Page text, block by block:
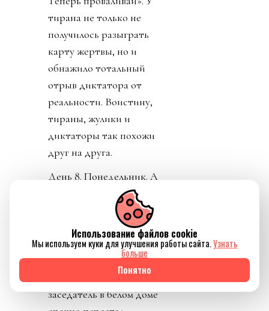
тирана не только не
получилось разыграть
карту жертвы, но и
обнажило тотальный
отрыв диктатора от
реальности. Воистину,
тираны, жулики и
диктаторы так похожи
друг на друга.
День 8. Понедельник. А
«папочка» лысого из
ФИФА? А он не
отвечает на звонки. А на
пресс-конференции
заседатель в белом доме
Использование файлов cookie
Мы используем куки для улучшения работы сайта.Узнать
больше
Понятно